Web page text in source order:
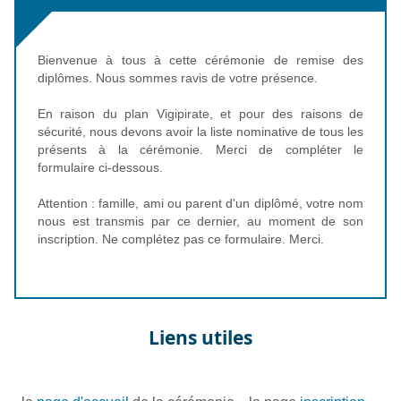
Bienvenue à tous à cette cérémonie de remise des
diplômes. Nous sommes ravis de votre présence.
En raison du plan Vigipirate, et pour des raisons de
sécurité, nous devons avoir la liste nominative de tous les
présents à la cérémonie. Merci de compléter le
formulaire ci-dessous.
Attention : famille, ami ou parent d'un diplômé, votre nom
nous est transmis par ce dernier, au moment de son
inscription. Ne complétez pas ce formulaire. Merci.
Liens utiles